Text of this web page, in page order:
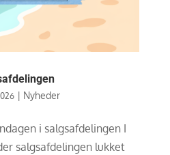
| Nyheder
i salgsafdelingen I
salgsafdelingen lukket